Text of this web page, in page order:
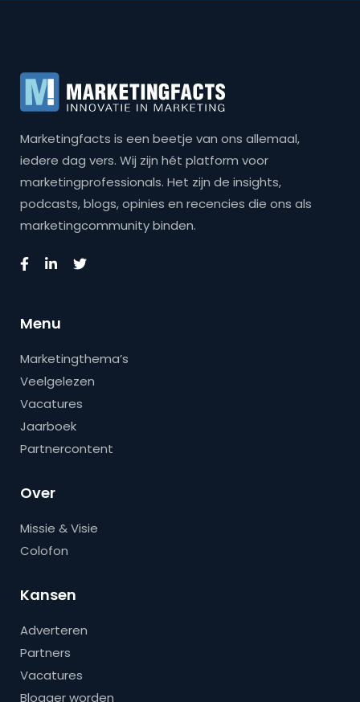
Marketingfacts is een beetje van ons allemaal,
iedere dag vers. Wij zijn hét platform voor
marketingprofessionals. Het zijn de insights,
podcasts, blogs, opinies en recencies die ons als
marketingcommunity binden.
Menu
Marketingthema’s
Veelgelezen
Vacatures
Jaarboek
Partnercontent
Over
Missie & Visie
Colofon
Kansen
Adverteren
Partners
Vacatures
Blogger worden